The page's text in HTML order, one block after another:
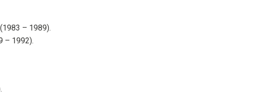
– 1989).
– 1992).